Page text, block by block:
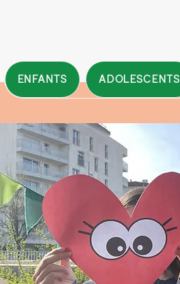
ENFANTS ADOLESCENTS